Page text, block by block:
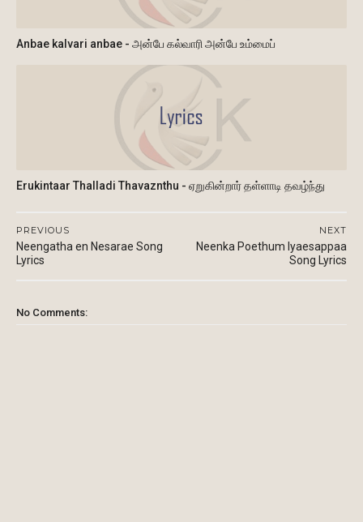
Anbae kalvari anbae - அன்பே கல்வாரி அன்பே உம்மைப்
Erukintaar Thalladi Thavaznthu - ஏறுகின்றார் தள்ளாடி தவழ்ந்து
NEXT
Neenka Poethum Iyaesappaa
Song Lyrics
PREVIOUS
Neengatha en Nesarae Song
Lyrics
No Comments: